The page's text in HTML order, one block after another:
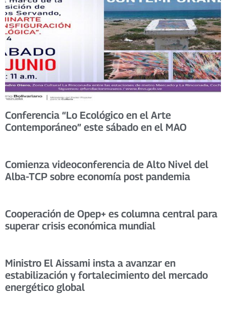
Conferencia “Lo Ecológico en el Arte
Contemporáneo” este sábado en el MAO
Comienza videoconferencia de Alto Nivel del
Alba-TCP sobre economía post pandemia
Cooperación de Opep+ es columna central para
superar crisis económica mundial
Ministro El Aissami insta a avanzar en
estabilización y fortalecimiento del mercado
energético global